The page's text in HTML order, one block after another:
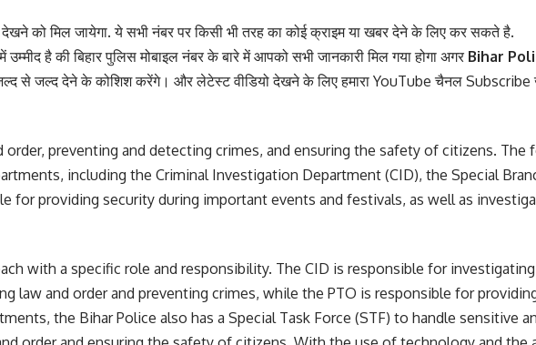
को मिल जायेगा. ये सभी नंबर पर किसी भी तरह का कोई क्राइम या खबर देने के लिए कर सकते है.
है की बिहार पुलिस मोबाइल नंबर के बारे में आपको सभी जानकारी मिल गया होगा अगर Bihar
से जल्द देने के कोशिश करेंगे। और लेटेस्ट वीडियो देखने के लिए हमारा YouTube चैनल
preventing and detecting crimes, and ensuring the safety of citizens. The
including the Criminal Investigation Department (CID), the Special
for providing security during important events and festivals, as well as
with a specific role and responsibility. The CID is responsible for
law and order and preventing crimes, while the PTO is responsible for
the Bihar Police also has a Special Task Force (STF) to handle sensitive